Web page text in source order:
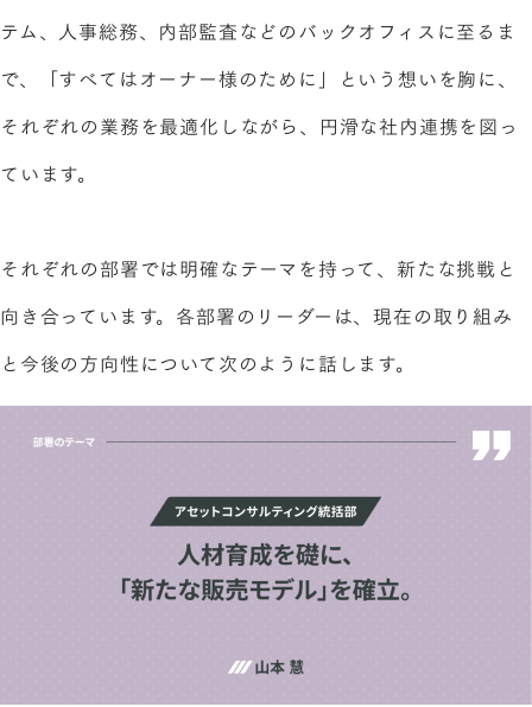
テム、人事総務、内部監査などのバックオフィスに至るま
で、「すべてはオーナー様のために」という想いを胸に、
それぞれの業務を最適化しながら、円滑な社内連携を図っ
ています。
それぞれの部署では明確なテーマを持って、新たな挑戦と
向き合っています。各部署のリーダーは、現在の取り組み
と今後の方向性について次のように話します。